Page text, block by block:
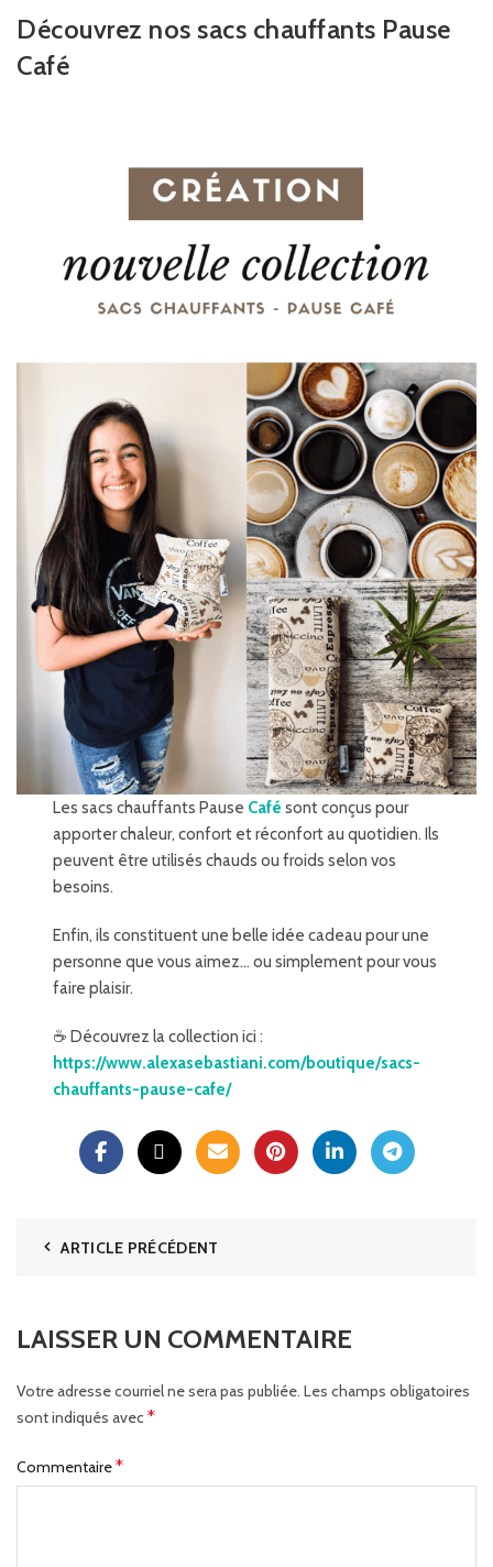
Découvrez nos sacs chauffants Pause
Café
Les sacs chauffants Pause Café sont conçus pour
apporter chaleur, confort et réconfort au quotidien. Ils
peuvent être utilisés chauds ou froids selon vos
besoins.
Enfin, ils constituent une belle idée cadeau pour une
personne que vous aimez… ou simplement pour vous
faire plaisir.
☕ Découvrez la collection ici :
https://www.alexasebastiani.com/boutique/sacs-
chauffants-pause-cafe/
ARTICLE PRÉCÉDENT
LAISSER UN COMMENTAIRE
Votre adresse courriel ne sera pas publiée. Les champs obligatoires
sont indiqués avec*
Commentaire*